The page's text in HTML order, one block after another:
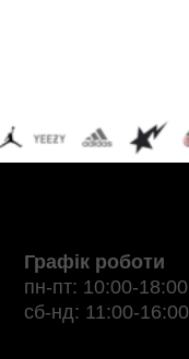
Графік роботи
пн-пт: 10:00-18:00
сб-нд: 11:00-16:00